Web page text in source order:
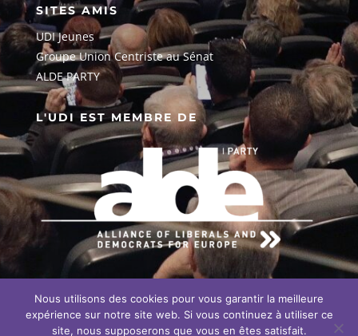
SITES AMIS
UDI Jeunes
Groupe Union Centriste au Sénat
ALDE PARTY
L'UDI EST MEMBRE DE
EN SAVOIR PLUS SUR NOTRE
ENGAGEMENT EUROPÉEN
Nous utilisons des cookies pour vous garantir la meilleure
expérience sur notre site web. Si vous continuez à utiliser ce
site, nous supposerons que vous en êtes satisfait.